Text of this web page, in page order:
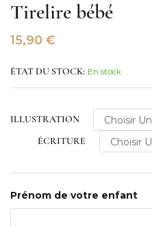
Tirelire bébé
15,90 €
ÉTAT DU STOCK: En stock
ILLUSTRATION
ÉCRITURE
Prénom de votre enfant